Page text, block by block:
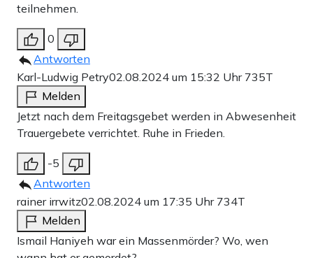
teilnehmen.
0
Antworten
Karl-Ludwig Petry02.08.2024 um 15:32 Uhr 735T
Melden
Jetzt nach dem Freitagsgebet werden in Abwesenheit
Trauergebete verrichtet. Ruhe in Frieden.
-5
Antworten
rainer irrwitz02.08.2024 um 17:35 Uhr 734T
Melden
Ismail Haniyeh war ein Massenmörder? Wo, wen